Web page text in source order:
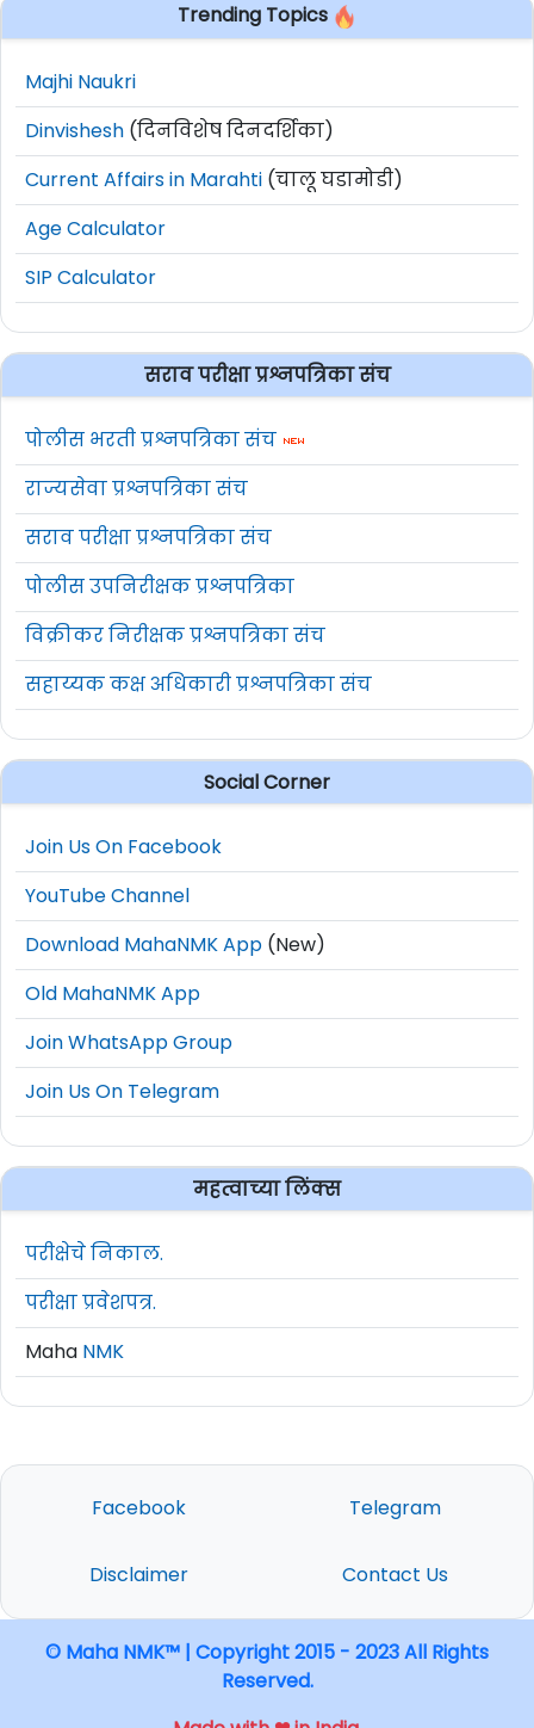
Trending Topics
Majhi Naukri
Dinvishesh (दिनविशेष दिनदर्शिका)
Current Affairs in Marahti (चालू घडामोडी)
Age Calculator
SIP Calculator
सराव परीक्षा प्रश्नपत्रिका संच
पोलीस भरती प्रश्नपत्रिका संच
राज्यसेवा प्रश्नपत्रिका संच
सराव परीक्षा प्रश्नपत्रिका संच
पोलीस उपनिरीक्षक प्रश्नपत्रिका
विक्रीकर निरीक्षक प्रश्नपत्रिका संच
सहाय्यक कक्ष अधिकारी प्रश्नपत्रिका संच
Social Corner
Join Us On Facebook
YouTube Channel
Download MahaNMK App (New)
Old MahaNMK App
Join WhatsApp Group
Join Us On Telegram
महत्वाच्या लिंक्स
परीक्षेचे निकाल.
परीक्षा प्रवेशपत्र.
Maha NMK
Facebook Telegram
Disclaimer Contact Us
© Maha NMK™ | Copyright 2015 - 2023 All Rights
Reserved.